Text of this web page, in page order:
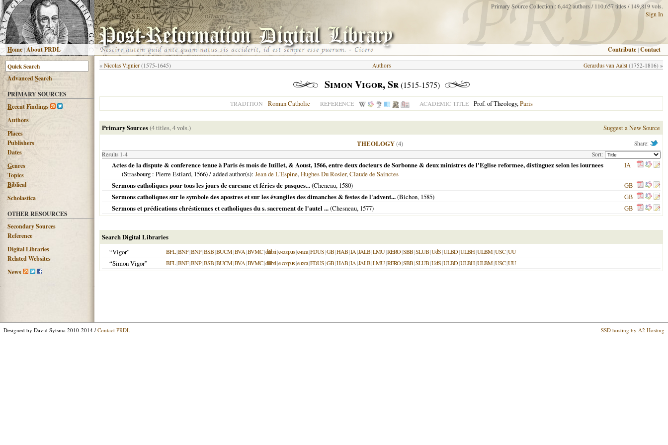
Home |About PRDL
Primary Source Collection : 6,442 authors / 110,657 titles / 149,819 vols.
Sign In
Contribute |Contact
AdvancedSearch
PRIMARY SOURCES
Recent Findings
Authors
Places
Publishers
Dates
Genres
Topics
Biblical
Scholastica
OTHER RESOURCES
Secondary Sources
Reference
Digital Libraries
Related Websites
News
« Nicolas Vignier (1575-1645) Gerardus van Aalst (1752-1816) »
Authors
Simon Vigor, Sr(1515-1575)
TRADITION Roman Catholic REFERENCE ACADEMIC TITLE Prof. of Theology,Paris
Primary Sources(4 titles, 4 vols.) Suggest a New Source
Share:
THEOLOGY(4)
Results 1-4 Sort:
Actes de la dispute & conference tenue à Paris és mois de Iuillet, & Aoust, 1566, entre deux docteurs de Sorbonne & deux ministres de l'Eglise reformee, distinguez selon les iournees
(Strasbourg : Pierre Estiard, 1566) / added author(s): Jean de L'Espine,Hughes Du Rosier,Claude de Sainctes
IA
Sermons catholiques pour tous les jours de caresme et féries de pasques...(Cheneau, 1580)
GB
Sermons catholiques sur le symbole des apostres et sur les évangiles des dimanches & festes de l'advent...(Bichon, 1585)
GB
Sermons et prédications chréstiennes et catholiques du s. sacrement de l'autel ...(Chesneau, 1577) GB
Search Digital Libraries
“Vigor”
BFL|BNF|BNP|BSB|BUCM|BVA|BVMC|dilibri|e-corpus|e-rara|FDUS|GB|HAB|IA|JALB|LMU|RERO|SBB|SLUB|UdS|ULBD|ULBH|ULBM|USC|UU
“Simon Vigor” BFL|BNF|BNP|BSB|BUCM|BVA|BVMC|dilibri|e-corpus|e-rara|FDUS|GB|HAB|IA|JALB|LMU|RERO|SBB|SLUB|UdS|ULBD|ULBH|ULBM|USC|UU
Designed by David Sytsma 2010-2014 / Contact PRDL SSD hosting by A2 Hosting